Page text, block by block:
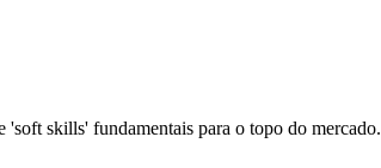
'soft skills' fundamentais para o topo do mercado.